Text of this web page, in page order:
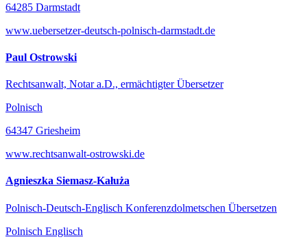
64285 Darmstadt
www.uebersetzer-deutsch-polnisch-darmstadt.de
Paul Ostrowski
Rechtsanwalt, Notar a.D., ermächtigter Übersetzer
Polnisch
64347 Griesheim
www.rechtsanwalt-ostrowski.de
Agnieszka Siemasz-Kałuża
Polnisch-Deutsch-Englisch Konferenzdolmetschen Übersetzen
Polnisch Englisch